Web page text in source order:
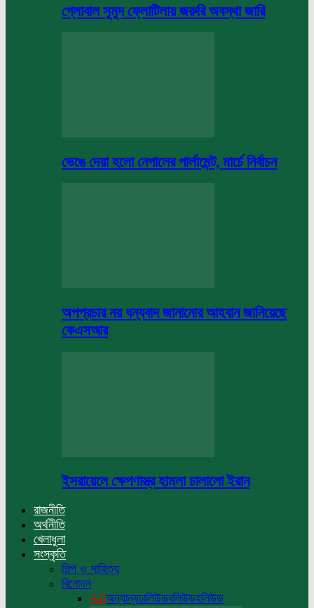
গ্লোবাল সুমুদ ফ্লোটিলায় জরুরি অবস্থা জারি
ভেঙে দেয়া হলো নেপালের পার্লামেন্ট, মার্চে নির্বাচন
অপপ্রচার নয় ধন্যবাদ জানানোর আহবান জানিয়েছে
কেএসআর
ইসরায়েলে ক্ষেপণাস্ত্র হামলা চালালো ইরান
রাজনীতি
অর্থনীতি
খেলাধুলা
সংস্কৃতি
শিল্প ও সাহিত্য
বিনোদন
Allঅন্যান্যঢালিউডবলিউডহলিউড